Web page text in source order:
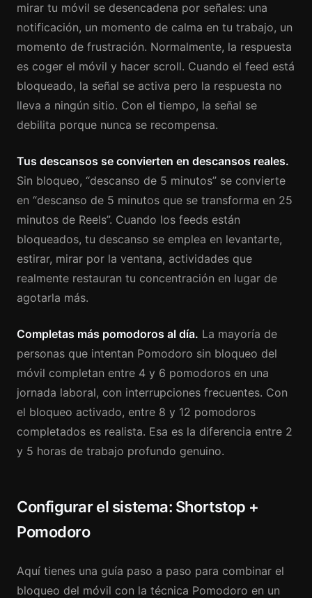
mirar tu móvil se desencadena por señales: una
notificación, un momento de calma en tu trabajo, un
momento de frustración. Normalmente, la respuesta
es coger el móvil y hacer scroll. Cuando el feed está
bloqueado, la señal se activa pero la respuesta no
lleva a ningún sitio. Con el tiempo, la señal se
debilita porque nunca se recompensa.
Tus descansos se convierten en descansos reales.
Sin bloqueo, “descanso de 5 minutos” se convierte
en “descanso de 5 minutos que se transforma en 25
minutos de Reels”. Cuando los feeds están
bloqueados, tu descanso se emplea en levantarte,
estirar, mirar por la ventana, actividades que
realmente restauran tu concentración en lugar de
agotarla más.
Completas más pomodoros al día. La mayoría de
personas que intentan Pomodoro sin bloqueo del
móvil completan entre 4 y 6 pomodoros en una
jornada laboral, con interrupciones frecuentes. Con
el bloqueo activado, entre 8 y 12 pomodoros
completados es realista. Esa es la diferencia entre 2
y 5 horas de trabajo profundo genuino.
Configurar el sistema: Shortstop +
Pomodoro
Aquí tienes una guía paso a paso para combinar el
bloqueo del móvil con la técnica Pomodoro en un